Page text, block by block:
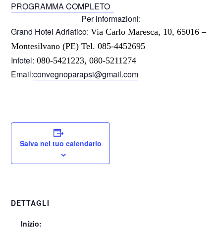
PROGRAMMA COMPLETO
Per informazioni:
Grand Hotel Adriatico:Via Carlo Maresca, 10, 65016 –
Montesilvano (PE) Tel. 085-4452695
Infotel: 080-5421223, 080-5211274
Email:convegnoparapsi@gmail.com
Salva nel tuo calendario
DETTAGLI
Inizio: